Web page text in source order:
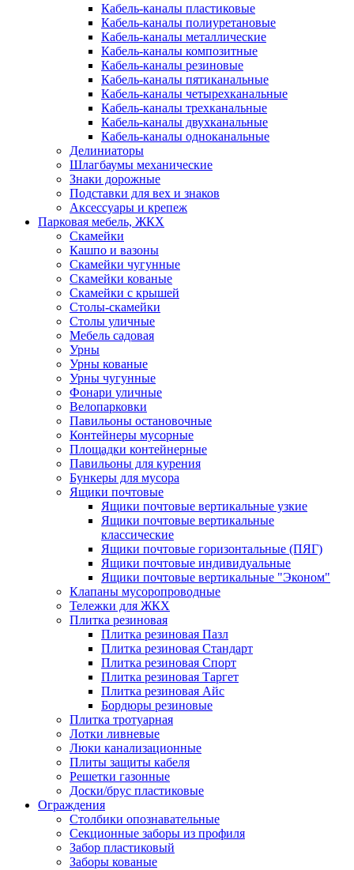
Кабель-каналы пластиковые
Кабель-каналы полиуретановые
Кабель-каналы металлические
Кабель-каналы композитные
Кабель-каналы резиновые
Кабель-каналы пятиканальные
Кабель-каналы четырехканальные
Кабель-каналы трехканальные
Кабель-каналы двухканальные
Кабель-каналы одноканальные
Делиниаторы
Шлагбаумы механические
Знаки дорожные
Подставки для вех и знаков
Аксессуары и крепеж
Парковая мебель, ЖКХ
Скамейки
Кашпо и вазоны
Скамейки чугунные
Скамейки кованые
Скамейки с крышей
Столы-скамейки
Столы уличные
Мебель садовая
Урны
Урны кованые
Урны чугунные
Фонари уличные
Велопарковки
Павильоны остановочные
Контейнеры мусорные
Площадки контейнерные
Павильоны для курения
Бункеры для мусора
Ящики почтовые
Ящики почтовые вертикальные узкие
Ящики почтовые вертикальные
классические
Ящики почтовые горизонтальные (ПЯГ)
Ящики почтовые индивидуальные
Ящики почтовые вертикальные "Эконом"
Клапаны мусоропроводные
Тележки для ЖКХ
Плитка резиновая
Плитка резиновая Пазл
Плитка резиновая Стандарт
Плитка резиновая Спорт
Плитка резиновая Таргет
Плитка резиновая Айс
Бордюры резиновые
Плитка тротуарная
Лотки ливневые
Люки канализационные
Плиты защиты кабеля
Решетки газонные
Доски/брус пластиковые
Ограждения
Столбики опознавательные
Секционные заборы из профиля
Забор пластиковый
Заборы кованые